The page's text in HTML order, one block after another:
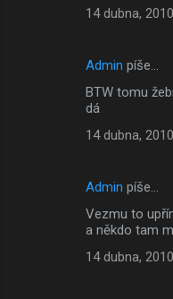
14 dubna,
Admin píše…
BTW tomu
dá
14 dubna,
Admin píše…
Vezmu to
a někdo tam
14 dubna,